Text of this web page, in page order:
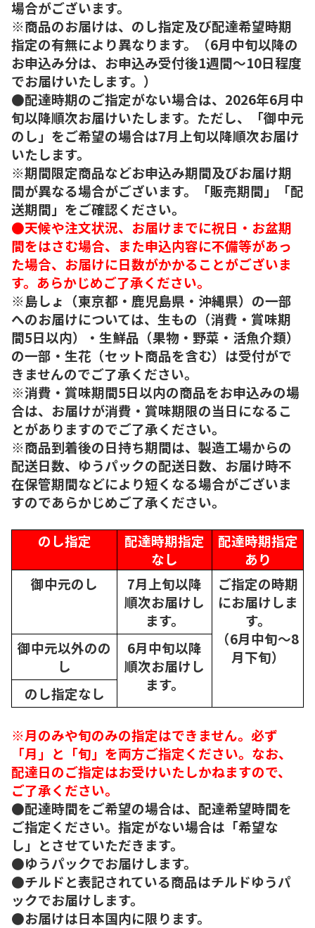
場合がございます。
※商品のお届けは、のし指定及び配達希望時期
指定の有無により異なります。（6月中旬以降の
お申込み分は、お申込み受付後1週間～10日程度
でお届けいたします。）
●配達時期のご指定がない場合は、2026年6月中
旬以降順次お届けいたします。ただし、「御中元
のし」をご希望の場合は7月上旬以降順次お届け
いたします。
※期間限定商品などお申込み期間及びお届け期
間が異なる場合がございます。「販売期間」「配
送期間」をご確認ください。
●天候や注文状況、お届けまでに祝日・お盆期
間をはさむ場合、また申込内容に不備等があっ
た場合、お届けに日数がかかることがございま
す。あらかじめご了承ください。
※島しょ（東京都・鹿児島県・沖縄県）の一部
へのお届けについては、生もの（消費・賞味期
間5日以内）・生鮮品（果物・野菜・活魚介類）
の一部・生花（セット商品を含む）は受付がで
きませんのでご了承ください。
※消費・賞味期間5日以内の商品をお申込みの場
合は、お届けが消費・賞味期限の当日になるこ
とがありますのでご了承ください。
※商品到着後の日持ち期間は、製造工場からの
配送日数、ゆうパックの配送日数、お届け時不
在保管期間などにより短くなる場合がございま
すのであらかじめご了承ください。
のし指定
配達時期指定
なし
配達時期指定
あり
御中元のし
7月上旬以降
順次お届けし
ます。
ご指定の時期
にお届けしま
す。
（6月中旬～8
月下旬）
御中元以外のの
し
6月中旬以降
順次お届けし
ます。
のし指定なし
※月のみや旬のみの指定はできません。必ず
「月」と「旬」を両方ご指定ください。なお、
配達日のご指定はお受けいたしかねますので、
ご了承ください。
●配達時間をご希望の場合は、配達希望時間を
ご指定ください。指定がない場合は「希望な
し」とさせていただきます。
●ゆうパックでお届けします。
●チルドと表記されている商品はチルドゆうパ
ックでお届けします。
●お届けは日本国内に限ります。